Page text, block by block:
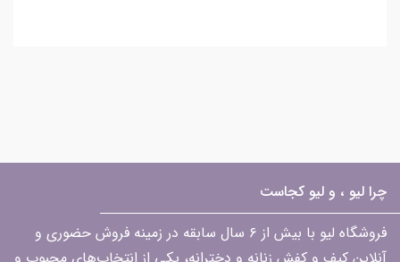
چرا لیو ، و لیو کجاست
فروشگاه لیو با بیش از ۶ سال سابقه در زمینه فروش حضوری و